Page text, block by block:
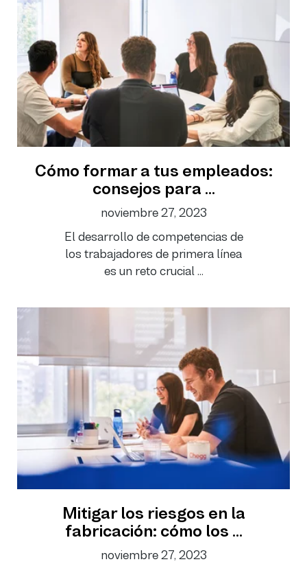
Cómo formar a tus empleados:
consejos para ...
noviembre 27, 2023
El desarrollo de competencias de
los trabajadores de primera línea
es un reto crucial ...
Mitigar los riesgos en la
fabricación: cómo los ...
noviembre 27, 2023